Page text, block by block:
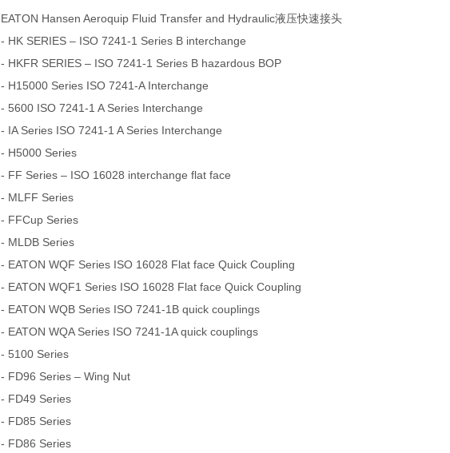
EATON Hansen Aeroquip Fluid Transfer and Hydraulic液压快速接头
- HK SERIES – ISO 7241-1 Series B interchange
- HKFR SERIES – ISO 7241-1 Series B hazardous BOP
- H15000 Series ISO 7241-A Interchange
- 5600 ISO 7241-1 A Series Interchange
- IA Series ISO 7241-1 A Series Interchange
- H5000 Series
- FF Series – ISO 16028 interchange flat face
- MLFF Series
- FFCup Series
- MLDB Series
- EATON WQF Series ISO 16028 Flat face Quick Coupling
- EATON WQF1 Series ISO 16028 Flat face Quick Coupling
- EATON WQB Series ISO 7241-1B quick couplings
- EATON WQA Series ISO 7241-1A quick couplings
- 5100 Series
- FD96 Series – Wing Nut
- FD49 Series
- FD85 Series
- FD86 Series